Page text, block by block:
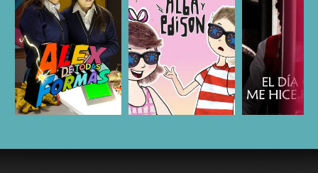
ESCUCHAR ESCUCHAR